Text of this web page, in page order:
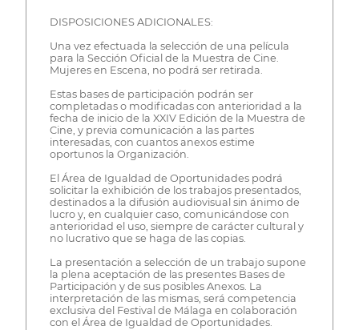
DISPOSICIONES ADICIONALES:
Una vez efectuada la selección de una película
para la Sección Oficial de la Muestra de Cine.
Mujeres en Escena, no podrá ser retirada.
Estas bases de participación podrán ser
completadas o modificadas con anterioridad a la
fecha de inicio de la XXIV Edición de la Muestra de
Cine, y previa comunicación a las partes
interesadas, con cuantos anexos estime
oportunos la Organización.
El Área de Igualdad de Oportunidades podrá
solicitar la exhibición de los trabajos presentados,
destinados a la difusión audiovisual sin ánimo de
lucro y, en cualquier caso, comunicándose con
anterioridad el uso, siempre de carácter cultural y
no lucrativo que se haga de las copias.
La presentación a selección de un trabajo supone
la plena aceptación de las presentes Bases de
Participación y de sus posibles Anexos. La
interpretación de las mismas, será competencia
exclusiva del Festival de Málaga en colaboración
con el Área de Igualdad de Oportunidades.